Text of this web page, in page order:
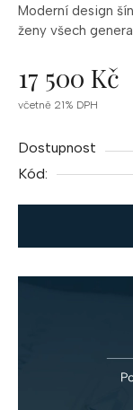
Moderní design
ženy všech
17 500 Kč
Měrná
včetně 21% DPH
Dostupnost
Kód: